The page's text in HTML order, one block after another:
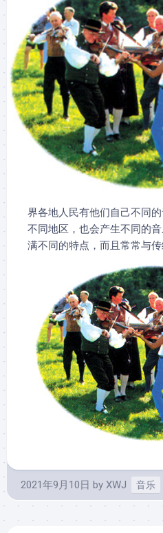
界各地人民有他们自己不同
不同地区，也会产生不同的
满不同的特点，而且常常与传
2021年9月10日 by XWJ 音乐